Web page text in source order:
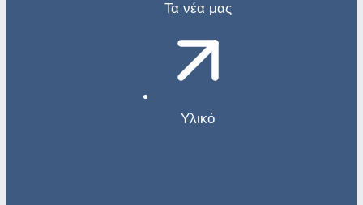
Τα νέα μας
Υλικό